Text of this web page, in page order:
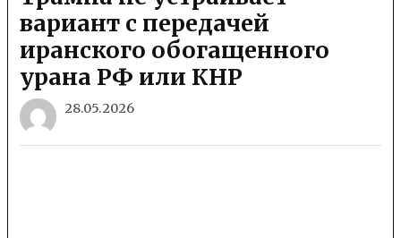
вариант с передачей
иранского обогащенного
урана РФ или КНР
28.05.2026